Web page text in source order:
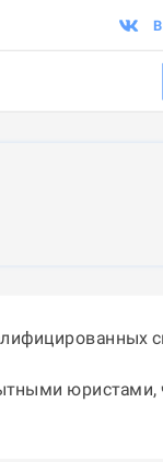
юристами,